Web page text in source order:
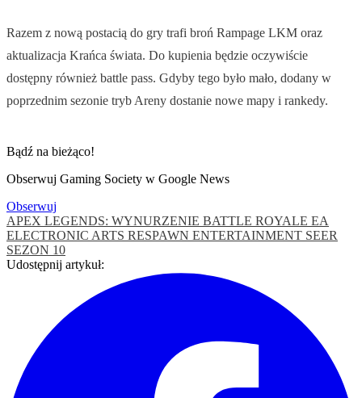
Razem z nową postacią do gry trafi broń Rampage LKM oraz
aktualizacja Krańca świata. Do kupienia będzie oczywiście
dostępny również battle pass. Gdyby tego było mało, dodany w
poprzednim sezonie tryb Areny dostanie nowe mapy i rankedy.
Bądź na bieżąco!
Obserwuj Gaming Society w Google News
Obserwuj
APEX LEGENDS: WYNURZENIE BATTLE ROYALE EA
ELECTRONIC ARTS RESPAWN ENTERTAINMENT SEER
SEZON 10
Udostępnij artykuł: